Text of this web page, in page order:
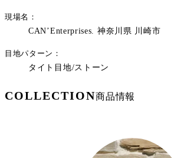
現場名
CAN’Enterprises. 神奈川県 川崎市
目地パターン
タイト目地/ストーン
COLLECTION商品情報